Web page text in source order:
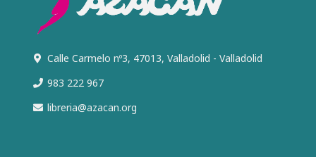
Calle Carmelo nº3, 47013, Valladolid - Valladolid
983 222 967
libreria@azacan.org